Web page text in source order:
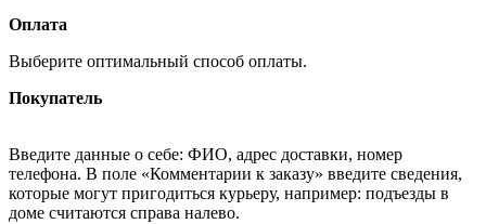
Оплата
Выберите оптимальный способ оплаты.
Покупатель
Введите данные о себе: ФИО, адрес доставки, номер
телефона. В поле «Комментарии к заказу» введите сведения,
которые могут пригодиться курьеру, например: подъезды в
доме считаются справа налево.